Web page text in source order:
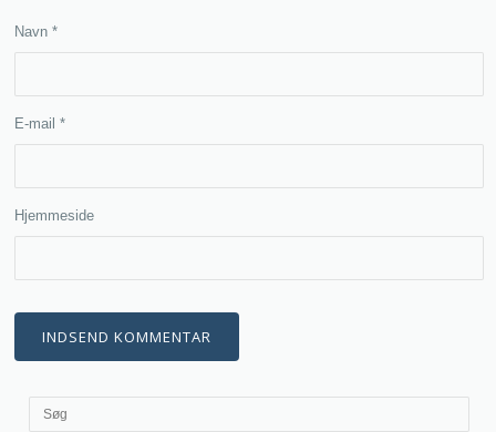
Navn*
E-mail*
Hjemmeside